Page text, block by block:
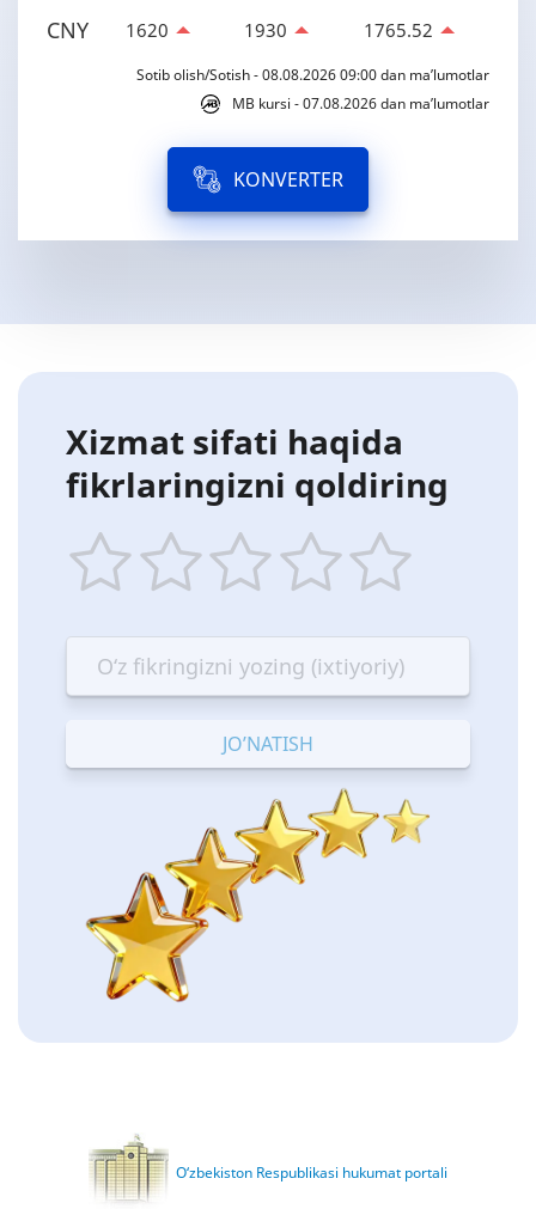
CNY
1620 1930 1765.52
Sotib olish/Sotish - 08.08.2026 09:00 dan ma’lumotlar
MB kursi - 07.08.2026 dan ma’lumotlar
KONVERTER
Xizmat sifati haqida
fikrlaringizni qoldiring
star
Terrible
stars
—
Bad
stars
—
OK
stars
—
Good
stars
—
Excellent
O‘zbekiston Respublikasi hukumat portali